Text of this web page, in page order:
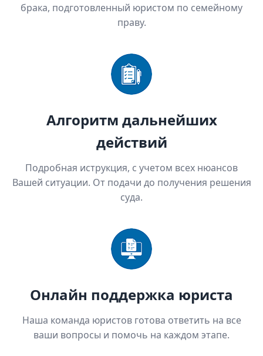
брака, подготовленный юристом по семейному
праву.
Алгоритм дальнейших
действий
Подробная иструкция, с учетом всех нюансов
Вашей ситуации. От подачи до получения решения
суда.
Онлайн поддержка юриста
Наша команда юристов готова ответить на все
ваши вопросы и помочь на каждом этапе.